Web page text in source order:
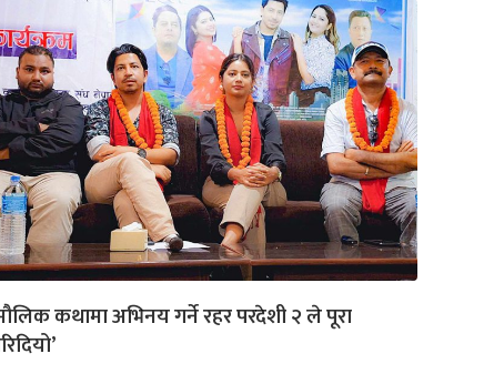
कथामा अभिनय गर्ने रहर परदेशी २ ले पूरा